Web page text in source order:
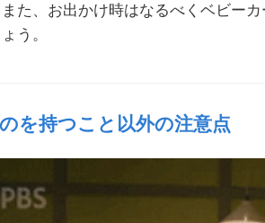
た、お出かけ時はなるべくベビー
う。
を持つこと以外の注意点